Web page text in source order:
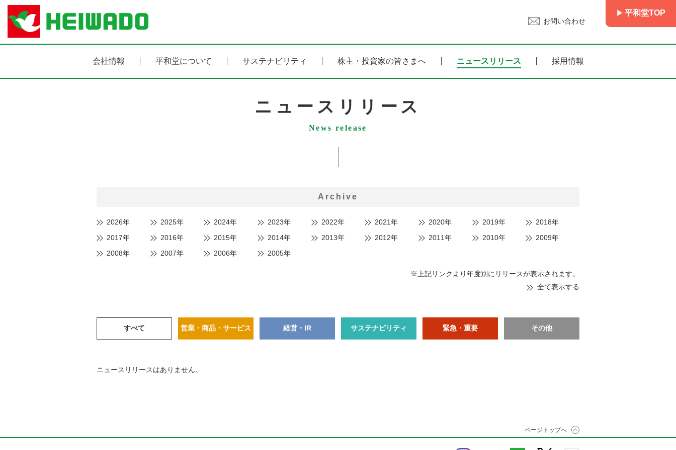
お問い合わせ
平和堂TOP
会社情報 平和堂について サステナビリティ 株主・投資家の皆さまへ ニュースリリース 採用情報
ニュースリリース
News release
Archive
2026年 2025年 2024年 2023年 2022年 2021年 2020年 2019年
2018年
2017年
2016年 2015年 2014年 2013年 2012年 2011年 2010年
2009年
2008年
2007年 2006年 2005年
※上記リンクより年度別にリリースが表示されます。
全て表示する
すべて 営業・商品・サービス 経営・IR サステナビリティ 緊急・重要 その他
ニュースリリースはありません。
ページトップへ